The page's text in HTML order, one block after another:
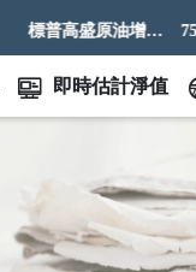
標普高盛原油增強超額回報指數 752.98
即時估計淨值